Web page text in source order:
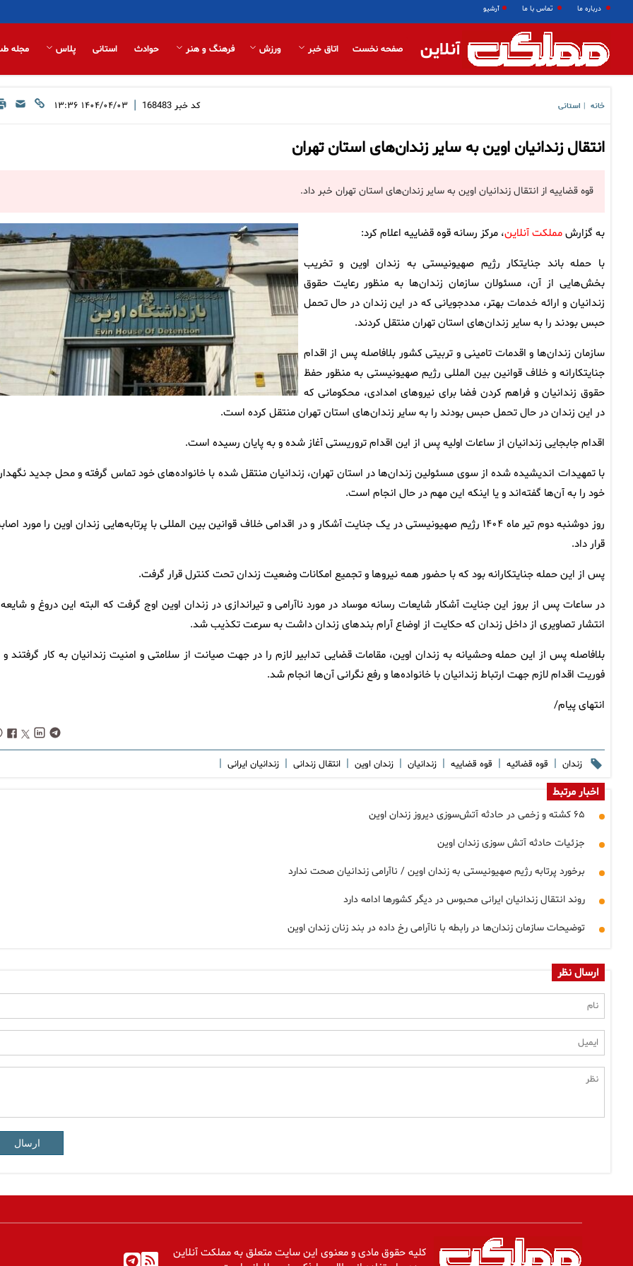
درباره ما تماس با ما آرشیو
آنلاین صفحه نخست اتاق خبر ورزش فرهنگ و هنر حوادث استانی پلاس مجله
خانه استانی کد خبر 168483
| ۱۴۰۴/۰۴/۰۳ ۱۳:۳۶
انتقال زندانیان اوین به سایر زندان‌های استان تهران
قوه قضاییه از انتقال زندانیان اوین به سایر زندان‌های استان تهران خبر داد.
به گزارشمملکت آنلاین، مرکز رسانه قوه قضاییه اعلام کرد:
با حمله باند جنایتکار رژیم صهیونیستی به زندان اوین و تخریب
بخش‌هایی از آن، مسئولان سازمان زندان‌ها به منظور رعایت حقوق
زندانیان و ارائه خدمات بهتر، مددجویانی که در این زندان در حال تحمل
حبس بودند را به سایر زندان‌های استان تهران منتقل کردند.
سازمان زندان‌ها و اقدمات تامینی و تربیتی کشور بلافاصله پس از اقدام
جنایتکارانه و خلاف قوانین بین المللی رژیم صهیونیستی به منظور حفظ
حقوق زندانیان و فراهم کردن فضا برای نیروهای امدادی، محکومانی که
در این زندان در حال تحمل حبس بودند را به سایر زندان‌های استان تهران منتقل کرده است.
اقدام جابجایی زندانیان از ساعات اولیه پس از این اقدام تروریستی آغاز شده و به پایان رسیده است.
با تمهیدات اندیشیده شده از سوی مسئولین زندان‌ها در استان تهران، زندانیان منتقل شده با خانواده‌های خود تماس گرفته و محل جدید
خود را به آن‌ها گفته‌اند و یا اینکه این مهم در حال انجام است.
روز دوشنبه دوم تیر ماه ۱۴۰۴ رژیم صهیونیستی در یک جنایت آشکار و در اقدامی خلاف قوانین بین المللی با پرتابه‌هایی زندان اوین را مورد
قرار داد.
پس از این حمله جنایتکارانه بود که با حضور همه نیروها و تجمیع امکانات وضعیت زندان تحت کنترل قرار گرفت.
در ساعات پس از بروز این جنایت آشکار شایعات رسانه موساد در مورد ناآرامی و تیراندازی در زندان اوین اوج گرفت که البته این دروغ و شایعه
انتشار تصاویری از داخل زندان که حکایت از اوضاع آرام بندهای زندان داشت به سرعت تکذیب شد.
بلافاصله پس از این حمله وحشیانه به زندان اوین، مقامات قضایی تدابیر لازم را در جهت صیانت از سلامتی و امنیت زندانیان به کار گرفتند و
فوریت اقدام لازم جهت ارتباط زندانیان با خانواده‌ها و رفع نگرانی آن‌ها انجام شد.
انتهای پیام/
زندان | قوه قضائیه | قوه قضاییه | زندانیان | زندان اوین | انتقال زندانی | زندانیان ایرانی |
اخبار مرتبط
۶۵ کشته و زخمی در حادثه آتش‌سوزی دیروز زندان اوین
جزئیات حادثه آتش سوزی زندان اوین
برخورد پرتابه رژیم صهیونیستی به زندان اوین / ناآرامی زندانیان صحت ندارد
روند انتقال زندانیان ایرانی محبوس در دیگر کشورها ادامه دارد
توضیحات سازمان زندان‌ها در رابطه با ناآرامی رخ داده در بند زنان زندان اوین
ارسال نظر
ارسال
کلیه حقوق مادی و معنوی این سایت متعلق به مملکت آنلاین